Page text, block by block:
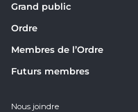
Grand public
Ordre
Membres de l’Ordre
Futurs membres
Nous joindre